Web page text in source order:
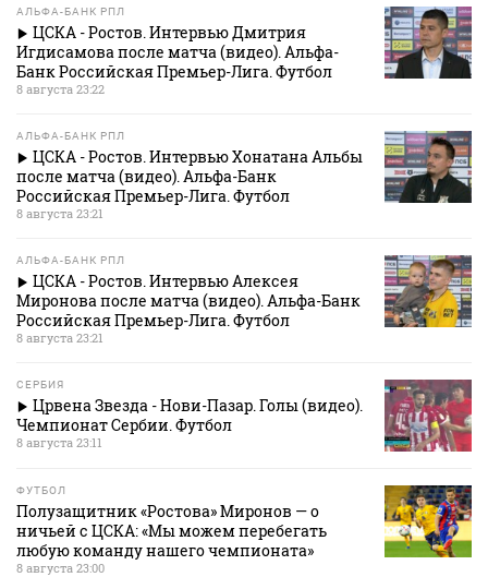
АЛЬФА-БАНК РПЛ
ЦСКА - Ростов. Интервью Дмитрия
Игдисамова после матча (видео). Альфа-
Банк Российская Премьер-Лига. Футбол
8 августа 23:22
АЛЬФА-БАНК РПЛ
ЦСКА - Ростов. Интервью Хонатана Альбы
после матча (видео). Альфа-Банк
Российская Премьер-Лига. Футбол
8 августа 23:21
АЛЬФА-БАНК РПЛ
ЦСКА - Ростов. Интервью Алексея
Миронова после матча (видео). Альфа-Банк
Российская Премьер-Лига. Футбол
8 августа 23:21
СЕРБИЯ
Црвена Звезда - Нови-Пазар. Голы (видео).
Чемпионат Сербии. Футбол
8 августа 23:11
ФУТБОЛ
Полузащитник «Ростова» Миронов — о
ничьей с ЦСКА: «Мы можем перебегать
любую команду нашего чемпионата»
8 августа 23:00